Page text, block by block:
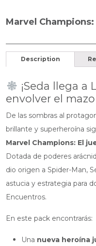
Marvel
Description
¡Seda llega a
envolver el
De las sombras al
brillante y superheroína
Marvel Champions: El
Dotada de poderes
dio origen a Spider-Man,
astucia y estrategia para
Encuentros.
En este pack encontrarás:
Una nueva heroína